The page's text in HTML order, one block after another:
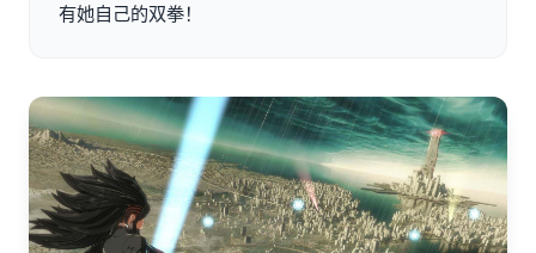
有她自己的双拳！